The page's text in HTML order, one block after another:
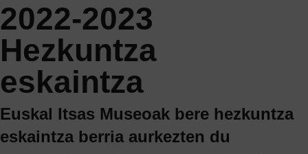
2022-2023
Hezkuntza
eskaintza
Euskal Itsas Museoak bere hezkuntza
eskaintza berria aurkezten du